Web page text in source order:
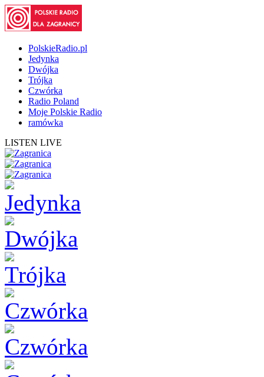
PolskieRadio.pl
Jedynka
Dwójka
Trójka
Czwórka
Radio Poland
Moje Polskie Radio
ramówka
LISTEN LIVE